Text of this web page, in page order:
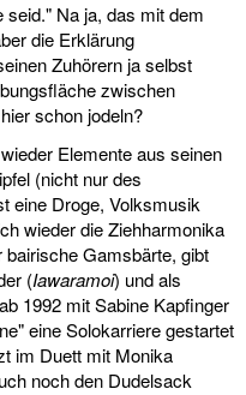
Na ja, das mit dem
die Erklärung
Zuhörern ja selbst
zwischen
schon jodeln?
Elemente aus seinen
(nicht nur des
eine Droge, Volksmusik
wieder die Ziehharmonika
bairische Gamsbärte, gibt
(Iawaramoi) und als
1992 mit Sabine Kapfinger
eine Solokarriere gestartet
im Duett mit Monika
noch den Dudelsack